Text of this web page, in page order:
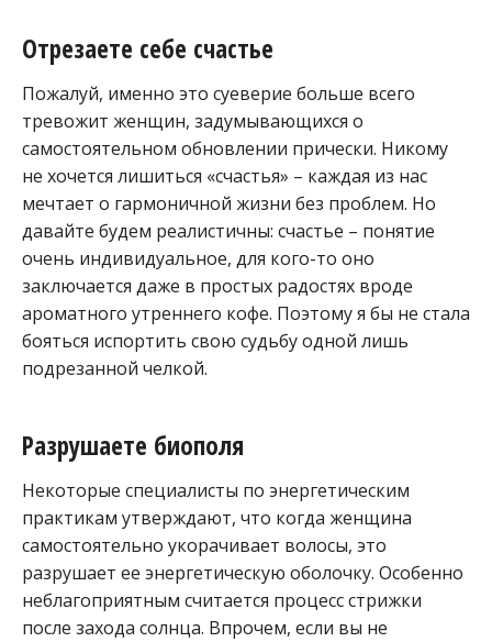
Отрезаете себе счастье
Пожалуй, именно это суеверие больше всего
тревожит женщин, задумывающихся о
самостоятельном обновлении прически. Никому
не хочется лишиться «счастья» – каждая из нас
мечтает о гармоничной жизни без проблем. Но
давайте будем реалистичны: счастье – понятие
очень индивидуальное, для кого-то оно
заключается даже в простых радостях вроде
ароматного утреннего кофе. Поэтому я бы не стала
бояться испортить свою судьбу одной лишь
подрезанной челкой.
Разрушаете биополя
Некоторые специалисты по энергетическим
практикам утверждают, что когда женщина
самостоятельно укорачивает волосы, это
разрушает ее энергетическую оболочку. Особенно
неблагоприятным считается процесс стрижки
после захода солнца. Впрочем, если вы не